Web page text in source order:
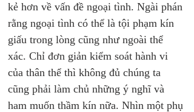
kẻ hơn về vấn đề ngoại tình. Ngài phán
rằng ngoại tình có thể là tội phạm kín
giấu trong lòng cũng như ngoài thể
xác. Chỉ đơn giản kiểm soát hành vi
của thân thể thì không đủ chúng ta
cũng phải làm chủ những ý nghĩ và
ham muốn thầm kín nữa. Nhìn một phụ